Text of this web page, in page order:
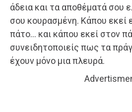
άδεια και τα αποθέματά σου
σου κουρασμένη. Κάπου εκεί
πάτο… και κάπου εκεί στον
συνειδητοποιείς πως τα
έχουν μόνο μια πλευρά.